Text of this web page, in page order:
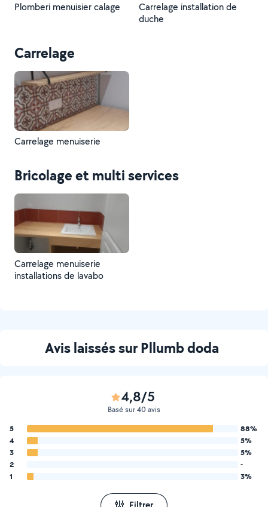
Plomberi menuisier calage
Carrelage installation de
duche
Carrelage
Carrelage menuiserie
Bricolage et multi services
Carrelage menuiserie
installations de lavabo
Avis laissés sur Pllumb doda
4,8/5
Basé sur 40 avis
5
88%
4
5%
3
5%
2
-
1
3%